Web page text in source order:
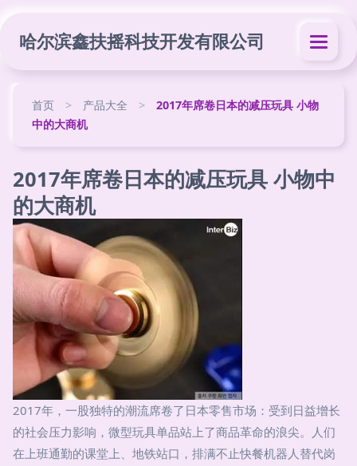
哈尔滨鑫扶摇科技开发有限公司
首页 > 产品大全 >
2017年席卷日本的减压玩具 小物
中的大商机
2017年席卷日本的减压玩具 小物中
的大商机
2017年，一股独特的潮流席卷了日本零售市场：受到日益增长
的社会压力影响，微型玩具单品站上了商品革命的浪尖。人们
在上班通勤的课堂上、地铁站口，排满不止快餐机器人替代岗